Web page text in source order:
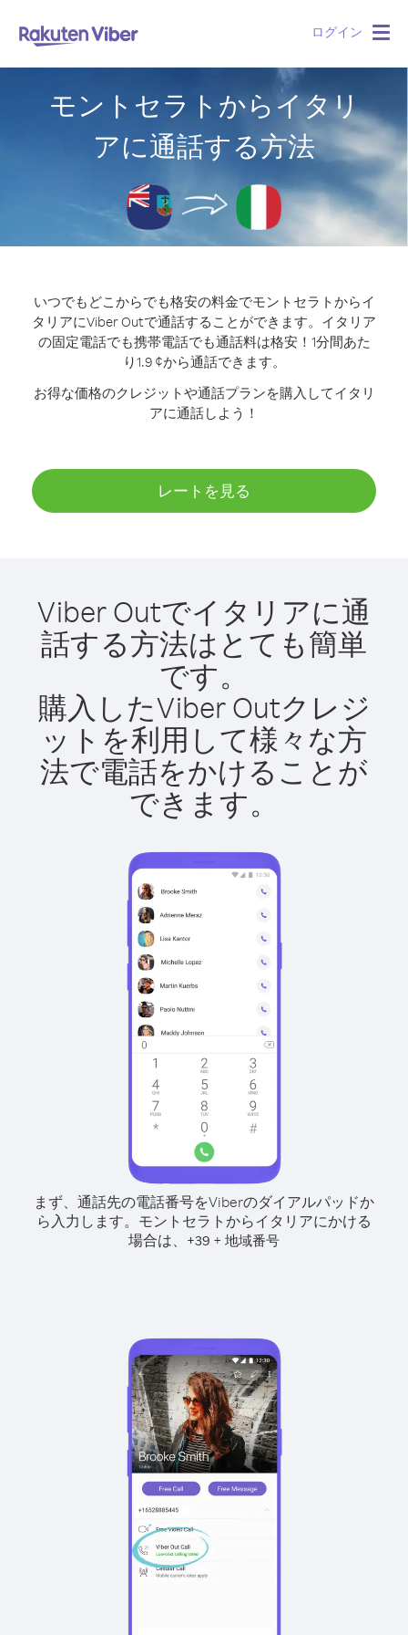
ログイン
モントセラトからイタリ
アに通話する方法
いつでもどこからでも格安の料金でモントセラトからイ
タリアにViber Outで通話することができます。 イタリア
の固定電話でも携帯電話でも通話料は格安！1分間あた
り1.9 ¢から通話できます。
お得な価格のクレジットや通話プランを購入してイタリ
アに通話しよう！
レートを見る
Viber Outでイタリアに通
話する方法はとても簡単
です。
購入したViber Outクレジ
ットを利用して様々な方
法で電話をかけることが
できます。
まず、通話先の電話番号をViberのダイアルパッドか
ら入力します。 モントセラトからイタリアにかける
場合は、 +39 + 地域番号